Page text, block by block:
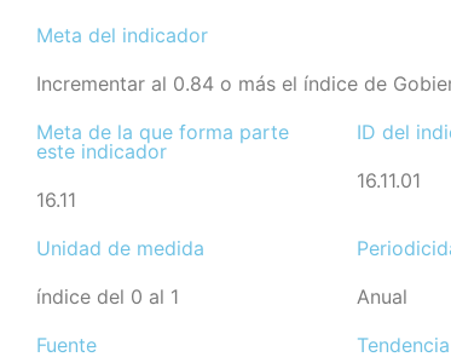
Meta del indicador
Incrementar al 0.84 o más el índice de
Meta de la que forma parte
este indicador
16.11
ID del
16.11.01
Unidad de medida
índice del 0 al 1
Anual
Fuente